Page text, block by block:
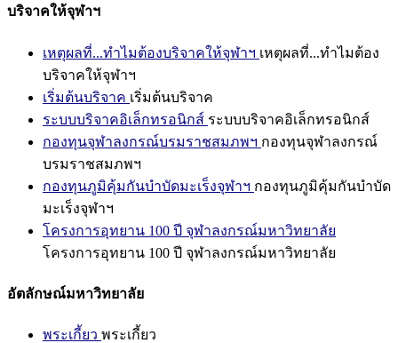
บริจาคให้จุฬาฯ
เหตุผลที่...ทำไมต้องบริจาคให้จุฬาฯ เหตุผลที่...ทำไมต้อง
บริจาคให้จุฬาฯ
เริ่มต้นบริจาค เริ่มต้นบริจาค
ระบบบริจาคอิเล็กทรอนิกส์ ระบบบริจาคอิเล็กทรอนิกส์
กองทุนจุฬาลงกรณ์บรมราชสมภพฯ กองทุนจุฬาลงกรณ์
บรมราชสมภพฯ
กองทุนภูมิคุ้มกันบำบัดมะเร็งจุฬาฯ กองทุนภูมิคุ้มกันบำบัด
มะเร็งจุฬาฯ
โครงการอุทยาน 100 ปี จุฬาลงกรณ์มหาวิทยาลัย
โครงการอุทยาน 100 ปี จุฬาลงกรณ์มหาวิทยาลัย
อัตลักษณ์มหาวิทยาลัย
พระเกี้ยว พระเกี้ยว